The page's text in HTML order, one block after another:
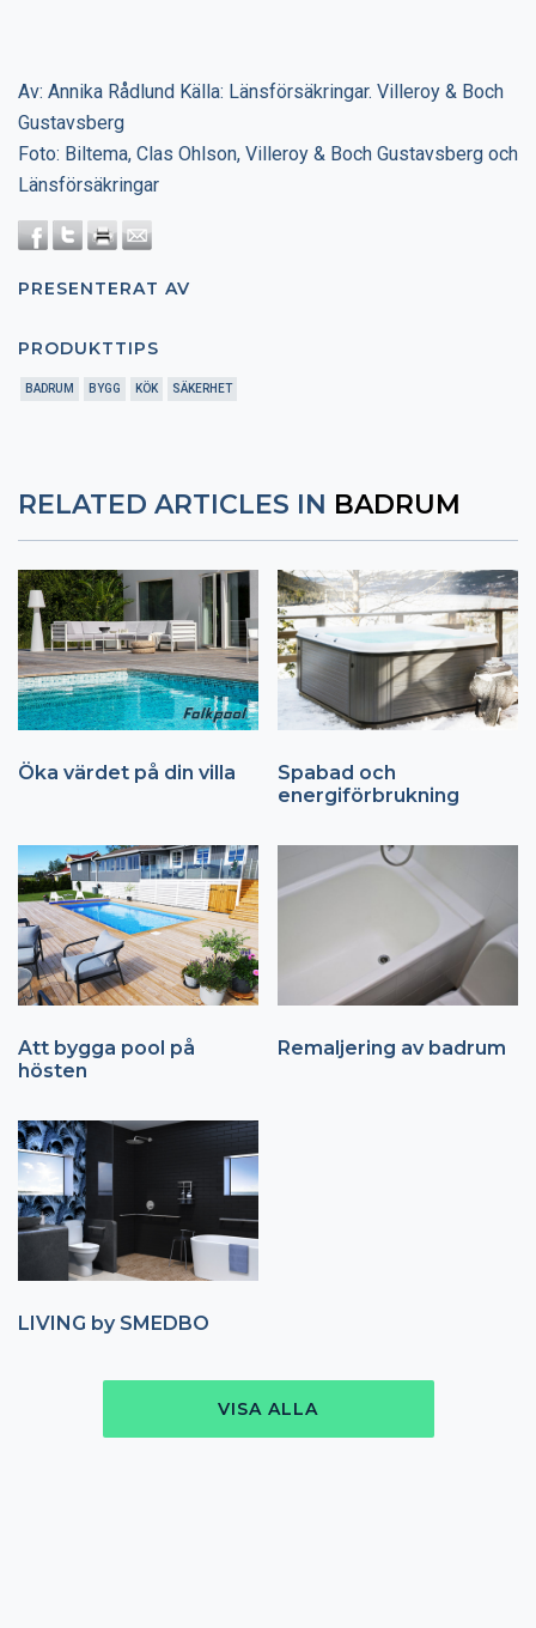
Av: Annika Rådlund Källa: Länsförsäkringar. Villeroy & Boch
Gustavsberg
Foto: Biltema, Clas Ohlson, Villeroy & Boch Gustavsberg och
Länsförsäkringar
PRESENTERAT AV
PRODUKTTIPS
BADRUM BYGG KÖK SÄKERHET
RELATED ARTICLES IN BADRUM
Öka värdet på din villa
Spabad och
energiförbrukning
Att bygga pool på
hösten
Remaljering av badrum
LIVING by SMEDBO
VISA ALLA